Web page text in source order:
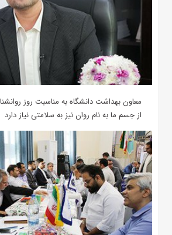
معاون بهداشت دانشگاه به مناسبت روز
از جسم ما به نام روان نیز به سلامتی نیاز دارد